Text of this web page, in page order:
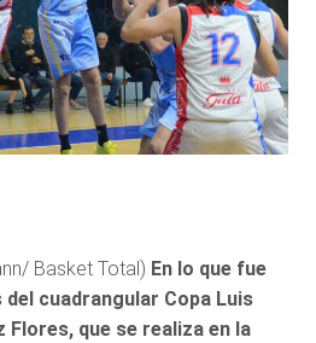
Basket Total) En lo que fue
cuadrangular Copa Luis
Flores, que se realiza en la